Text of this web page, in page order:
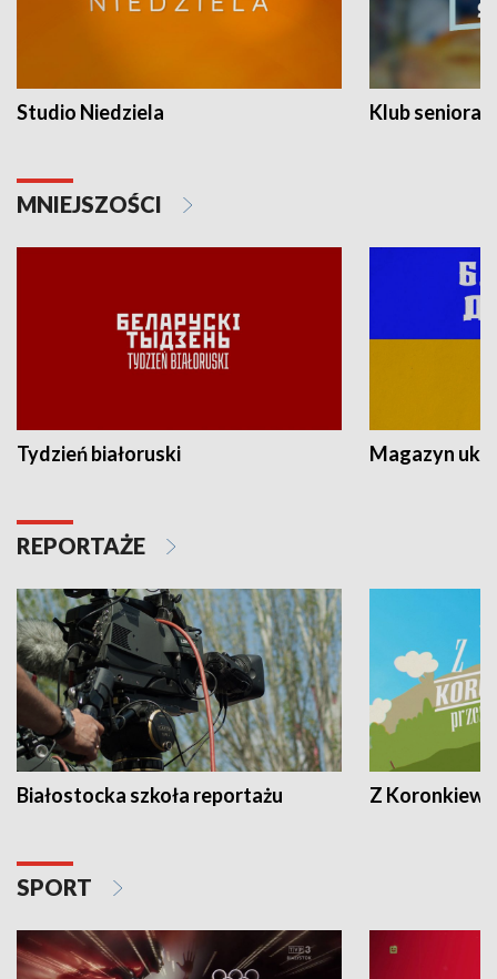
Studio Niedziela Klub seniora
MNIEJSZOŚCI
Tydzień białoruski Magazyn
REPORTAŻE
Białostocka szkoła reportażu Z
SPORT